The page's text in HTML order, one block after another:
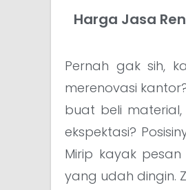
Harga Jasa
Pernah gak sih,
merenovasi
buat beli
ekspektasi?
Mirip kayak pesan
yang udah dingin.